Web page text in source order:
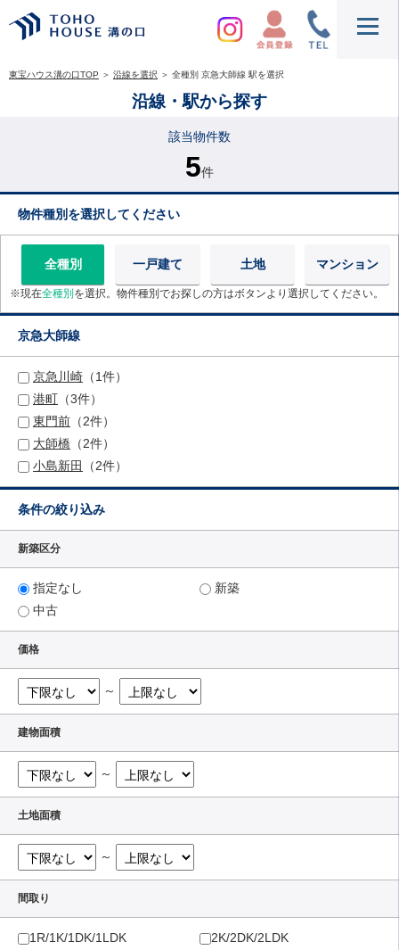
東宝ハウス溝の口TOP ＞ 沿線を選択 ＞ 全種別 京急大師線 駅を選択
沿線・駅から探す
該当物件数
5件
物件種別を選択してください
全種別 一戸建て 土地 マンション
※現在全種別 を選択。物件種別でお探しの方はボタンより選択してください。
京急大師線
京急川崎 （1件）
港町 （3件）
東門前 （2件）
大師橋 （2件）
小島新田
（2件）
条件の絞り込み
新築区分
指定なし
新築
中古
価格
～
建物面積
～
土地面積
～
間取り
1R/1K/1DK/1LDK
2K/2DK/2LDK